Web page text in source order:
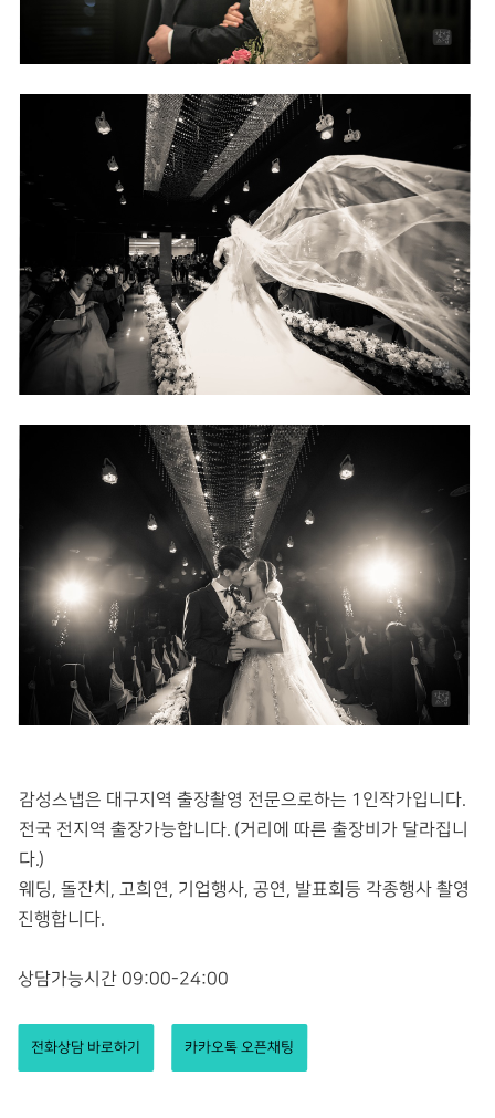
감성스냅은 대구지역 출장촬영 전문으로하는 1인작가입니다.
전국 전지역 출장가능합니다. (거리에 따른 출장비가 달라집니
다.)
웨딩, 돌잔치, 고희연, 기업행사, 공연, 발표회등 각종행사 촬영
진행합니다.
상담가능시간 09:00-24:00
전화상담 바로하기 카카오톡 오픈채팅